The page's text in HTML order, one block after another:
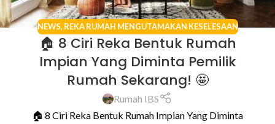
NEWS, REKA RUMAH MENGUTAMAKAN KESELESAAN
🏠 8 Ciri Reka Bentuk Rumah
Impian Yang Diminta Pemilik
Rumah Sekarang! 🤩
Rumah IBS
🏠 8 Ciri Reka Bentuk Rumah Impian Yang Diminta